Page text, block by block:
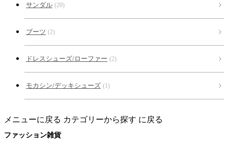
サンダル (20)
ブーツ (2)
ドレスシューズ/ローファー (2)
モカシン/デッキシューズ (1)
メニューに戻る カテゴリーから探す に戻る
ファッション雑貨